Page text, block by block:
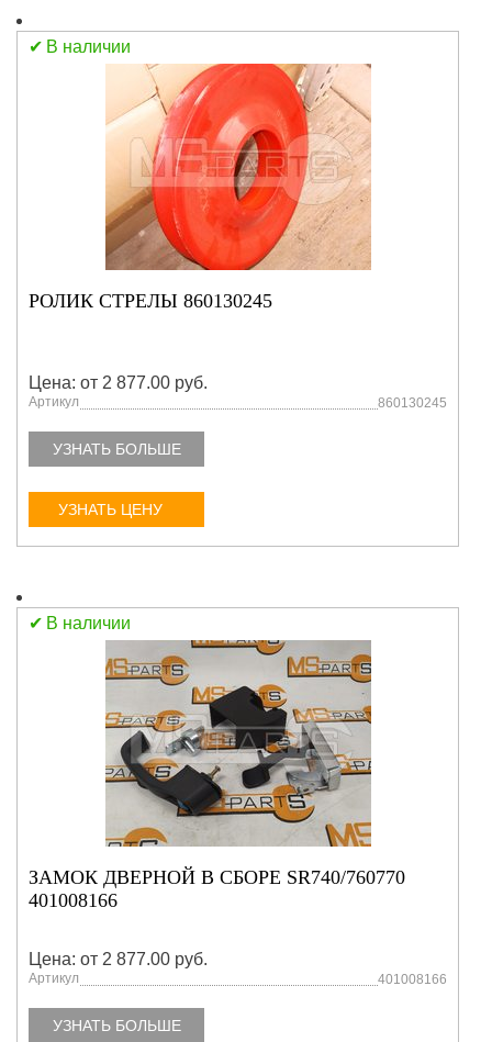
В наличии
РОЛИК СТРЕЛЫ 860130245
Цена: от 2 877.00 руб.
Артикул 860130245
УЗНАТЬ БОЛЬШЕ
УЗНАТЬ ЦЕНУ
В наличии
ЗАМОК ДВЕРНОЙ В СБОРЕ SR740/760770
401008166
Цена: от 2 877.00 руб.
Артикул 401008166
УЗНАТЬ БОЛЬШЕ